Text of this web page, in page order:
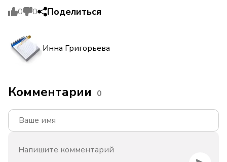
0 0 Поделиться
Инна Григорьева
Комментарии 0